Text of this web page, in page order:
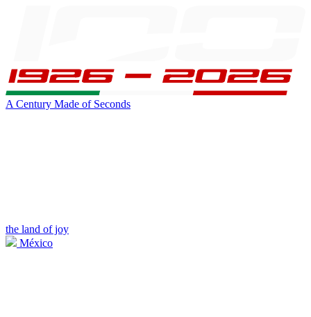
A Century Made of Seconds
the land of joy
México